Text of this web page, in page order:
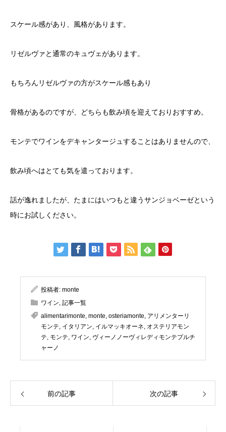
スケール感があり、風格があります。
リゼルヴァと通常のキュヴェがあります。
もちろんリゼルヴァの方がスケール感もあり
骨格があるのですが、どちらも飲み頃を迎えておりおすすめ。
モンテでワインをデキャンタージュすることはありませんので、
飲み頃へはとても気を遣っております。
話が逸れましたが、たまにはいつもと違うサンジョベーゼという
時にお試しください。
投稿者: monte
ワイン, 記事一覧
alimentarimonte, monte, osteriamonte, アリメンターリ
モンテ, イタリアン, イルマッキオーネ, オステリアモン
テ, モンテ, ワイン, ヴィーノノーヴィレディモンテプルチ
ャーノ
前の記事 次の記事